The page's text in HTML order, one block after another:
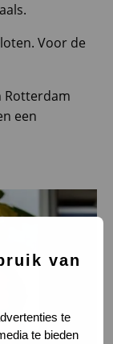
van
te
te bieden
Voor de
Rotterdam
een